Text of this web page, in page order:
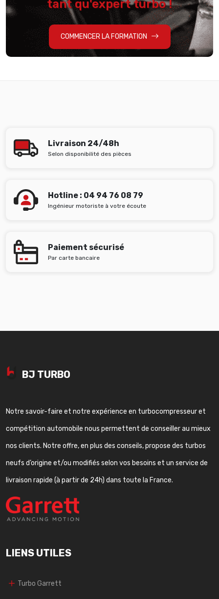
tant qu'expert turbo !
COMMENCER LA FORMATION
Livraison 24/48h
Selon disponibilité des pièces
Hotline : 04 94 76 08 79
Ingénieur motoriste à votre écoute
Paiement sécurisé
Par carte bancaire
BJ TURBO
Notre savoir-faire et notre expérience en turbocompresseur et
compétition automobile nous permettent de conseiller au mieux
nos clients. Notre offre, en plus des conseils, propose des turbos
neufs d’origine et/ou modifiés selon vos besoins et un service de
livraison rapide (à partir de 24h) dans toute la France.
LIENS UTILES
Turbo Garrett